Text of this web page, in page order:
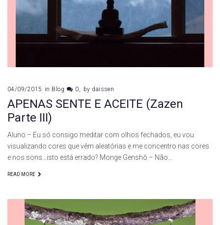
04/09/2015 in Blog 0 by daissen
APENAS SENTE E ACEITE (Zazen
Parte III)
Aluno – Eu só consigo meditar com olhos fechados, eu vou
visualizando cores que vêm aleatórias e me concentro nas cores
e nos sons…isto está errado? Monge Genshô – Não…
READ MORE